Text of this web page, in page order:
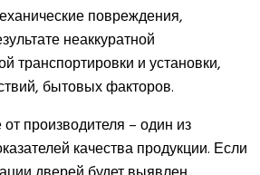
повреждения,
неаккуратной
транспортировки и установки,
бытовых факторов.
производителя – один из
качества продукции. Если